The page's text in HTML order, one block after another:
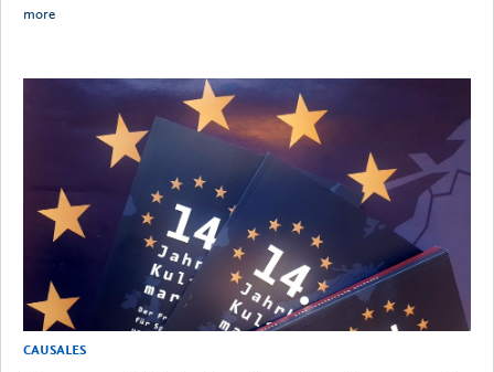
more
CAUSALES